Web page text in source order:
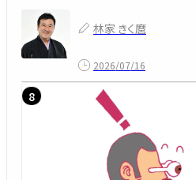
林家 きく麿
2026/07/16